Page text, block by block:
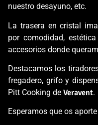
nuestro desayuno, etc.
La trasera en cristal
por comodidad,
accesorios donde
Destacamos los
fregadero, grifo y
Pitt Cooking de Veravent.
Esperamos que os